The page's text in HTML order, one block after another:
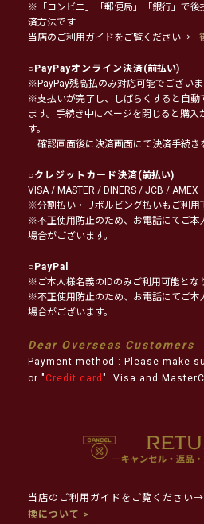
※「コンビニ」「郵便局」「銀行」で後
済方法です
当店のご利用ガイドをご覧ください→
○PayPayオンライン決済(前払い)
※PayPay残高払のみ対応可能でございま
※支払いが完了し、しばらくすると自動
ます。手続き中にページを閉じると購入
す。
確認画面後に決済画面にて決済手続き
○クレジットカード決済(前払い)
VISA / MASTER / DINERS / JCB / AMEX
※分割払い・リボルビング払いもご利用
※不正使用防止のため、お電話にてご本
場合がございます。
○PayPal
※ご本人様名義のIDのみご利用可能とな
※不正使用防止のため、お電話にてご本
場合がございます。
Dear Overseas Customers
Payment method : Please make
or " Credit card ". Visa and
当店のご利用ガイドをご覧ください→
換について >